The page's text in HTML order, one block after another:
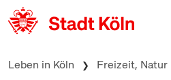
zum Inhalt springen
Leben in Köln Freizeit, Natur